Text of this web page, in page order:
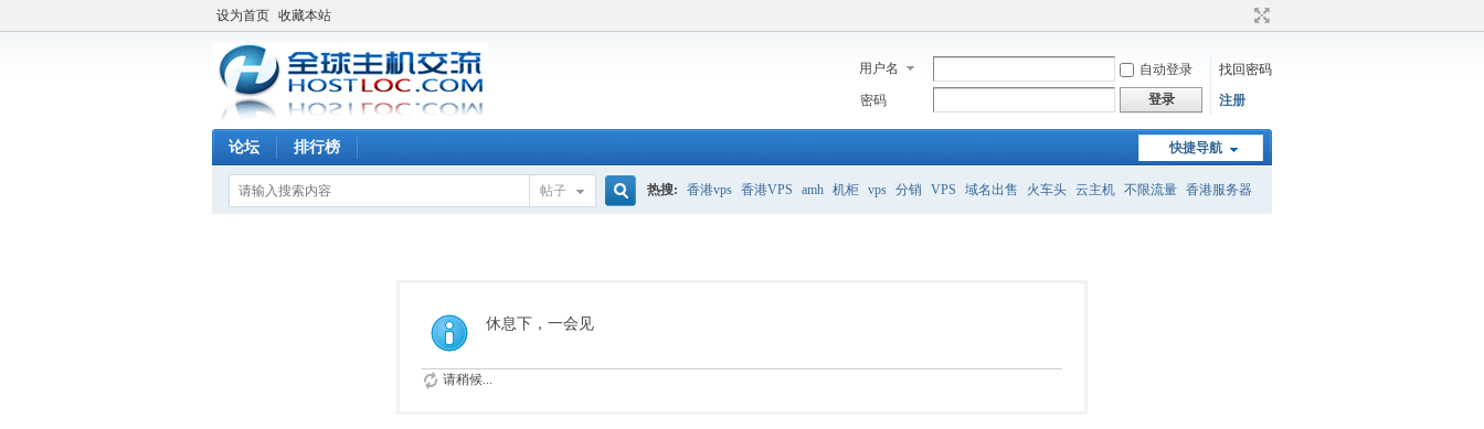
设为首页 收藏本站
用户名 自动登录
找回密码
密码
登录 注册
快捷导航
论坛 排行榜
帖子 热搜: 香港vps 香港VPS amh 机柜 vps 分销 VPS 域名出售 火车头 云主机 不限流量 香港服务器
休息下，一会见
请稍候...